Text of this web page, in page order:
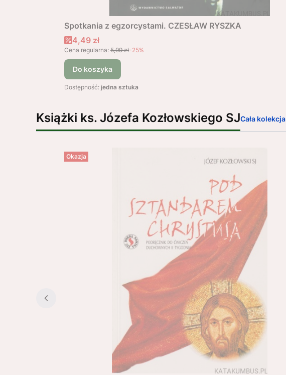
Spotkania z egzorcystami. CZESŁAW RYSZKA
Cena promocyjna
4,49 zł
Cena regularna: 5,99 zł-25%
Do koszyka
Dostępność: jedna sztuka
Książki ks. Józefa Kozłowskiego SJCała kolekcja
Okazja